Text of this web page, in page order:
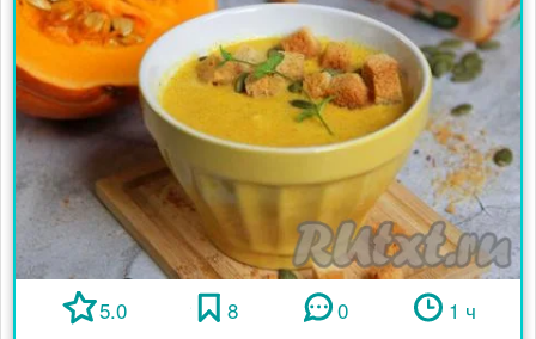
5.0 8 0 1 ч